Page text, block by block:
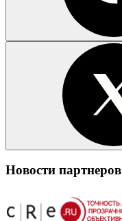
Новости партнеров